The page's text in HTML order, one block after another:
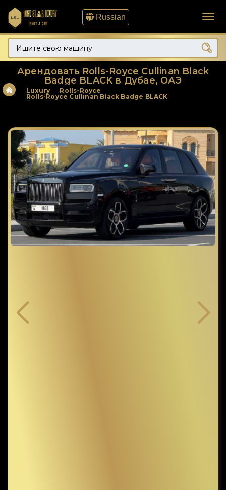
Russian
Арендовать Rolls-Royce Cullinan Black
Badge BLACK в Дубае, ОАЭ
Luxury
Rolls-Royce
Rolls-Royce Cullinan Black Badge BLACK